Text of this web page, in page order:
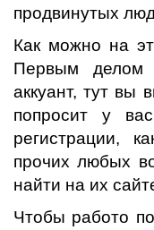
продвинутых
Как можно на
Первым делом
аккуант, тут вы
попросит у
регистрации,
прочих любых
найти на их
Чтобы работо